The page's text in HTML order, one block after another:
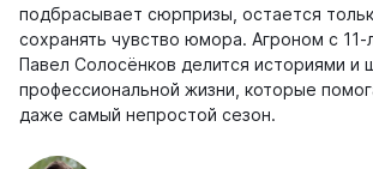
подбрасывает сюрпризы, остается
сохранять чувство юмора. Агроном с
Павел Солосёнков делится историями и
профессиональной жизни, которые
даже самый непростой сезон.